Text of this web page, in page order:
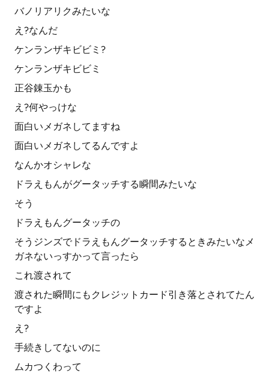
バノリアリクみたいな
え?なんだ
ケンランザキビビミ?
ケンランザキビビミ
正谷錬玉かも
え?何やっけな
面白いメガネしてますね
面白いメガネしてるんですよ
なんかオシャレな
ドラえもんがグータッチする瞬間みたいな
そう
ドラえもんグータッチの
そうジンズでドラえもんグータッチするときみたいなメ
ガネないっすかって言ったら
これ渡されて
渡された瞬間にもクレジットカード引き落とされてたん
ですよ
え?
手続きしてないのに
ムカつくわって